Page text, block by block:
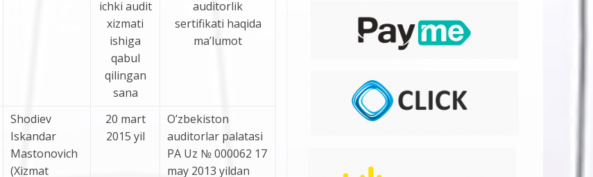
ichki audit
xizmati
ishiga
qabul
qilingan
sana
auditorlik
sertifikati haqida
ma’lumot
Shodiev
Iskandar
Mastonovich
(Xizmat
20 mart
2015 yil
O’zbekiston
auditorlar palatasi
PA Uz № 000062 17
may 2013 yildan